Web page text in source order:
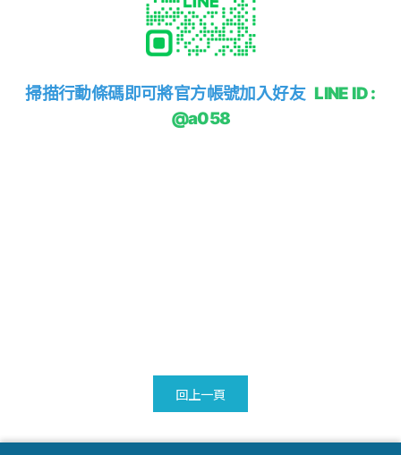
掃描行動條碼即可將官方帳號加入好友LINE ID :
@a058
回上一頁